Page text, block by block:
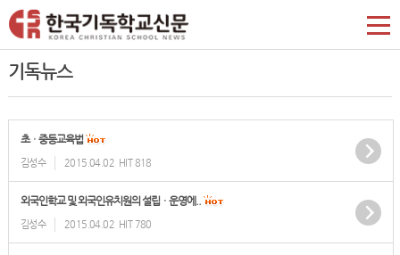
기독뉴스
초ㆍ중등교육법
김성수 2015.04.02 HIT 818
외국인학교 및 외국인유치원의 설립ㆍ운영에..
김성수 2015.04.02 HIT 780